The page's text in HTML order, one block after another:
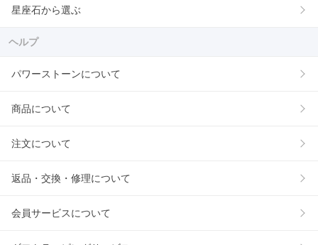
星座石から選ぶ
ヘルプ
パワーストーンについて
商品について
注文について
返品・交換・修理について
会員サービスについて